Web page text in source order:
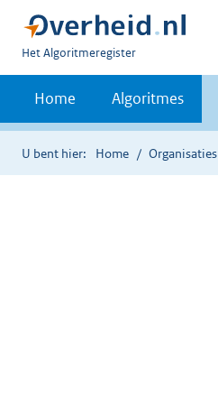
U
bent
Het Algoritmeregister
Home Algoritmes
U bent hier: Home Organisaties